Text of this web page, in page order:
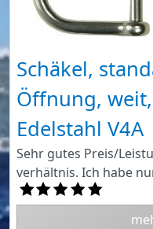
Schäkel,
Öffnung,
Edelstahl V4A
Sehr gutes Preis/
verhältnis. Ich habe